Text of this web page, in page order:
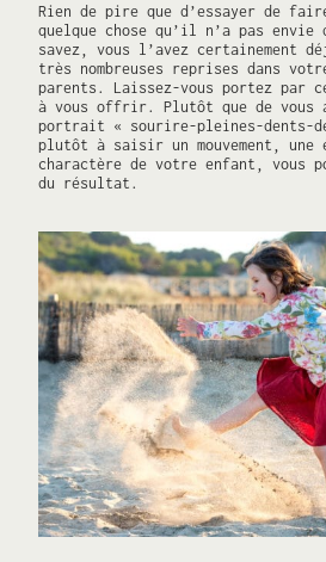
Rien de pire que d’essayer de
quelque chose qu’il n’a pas
savez, vous l’avez certainement
très nombreuses reprises dans
parents. Laissez-vous portez par
à vous offrir. Plutôt que de vous
portrait « sourire-pleines-dents-
plutôt à saisir un mouvement, une
charactère de votre enfant, vous
du résultat.